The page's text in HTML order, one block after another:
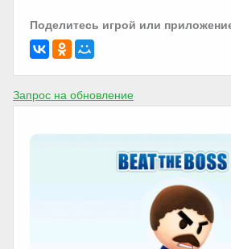
Поделитесь игрой или
Запрос на обновление